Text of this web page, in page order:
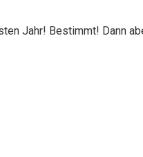
Jahr! Bestimmt! Dann